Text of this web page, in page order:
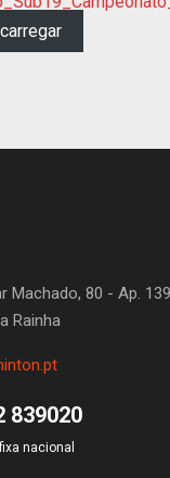
Machado, 80 - Ap. 139
Rainha
839020
nacional